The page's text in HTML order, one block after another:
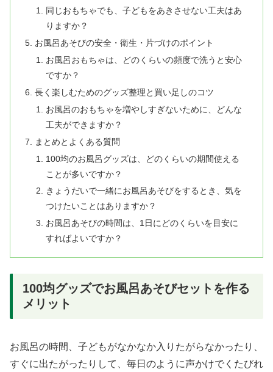
同じおもちゃでも、子どもをあきさせない工夫はあ
りますか？
お風呂あそびの安全・衛生・片づけのポイント
お風呂おもちゃは、どのくらいの頻度で洗うと安心
ですか？
長く楽しむためのグッズ整理と買い足しのコツ
お風呂のおもちゃを増やしすぎないために、どんな
工夫ができますか？
まとめとよくある質問
100均のお風呂グッズは、どのくらいの期間使える
ことが多いですか？
きょうだいで一緒にお風呂あそびをするとき、気を
つけたいことはありますか？
お風呂あそびの時間は、1日にどのくらいを目安に
すればよいですか？
100均グッズでお風呂あそびセットを作る
メリット
お風呂の時間、子どもがなかなか入りたがらなかったり、
すぐに出たがったりして、毎日のように声かけでくたびれ